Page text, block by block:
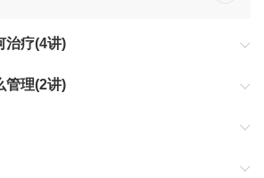
治疗(4讲)
胰岛素到改造胰腺，从二甲双胍到理性制
疗糖尿病的各种方法，带你理解人类最顶尖
管理(2讲)
中讲述了糖尿病确诊前如何发现和预防，确
用具体的建议和生活方式的指导，带你远离
出具体的治疗方法，通过糖尿病与高血压、